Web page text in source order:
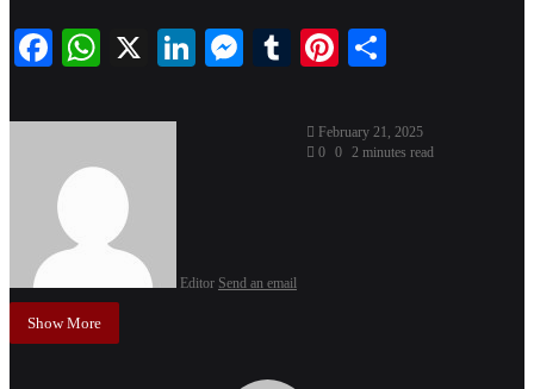
Facebook
WhatsApp
X LinkedIn
Messenger
TumblrPinterest
Editor Send an email
February 21, 2025
0 0 2 minutes read
Show More